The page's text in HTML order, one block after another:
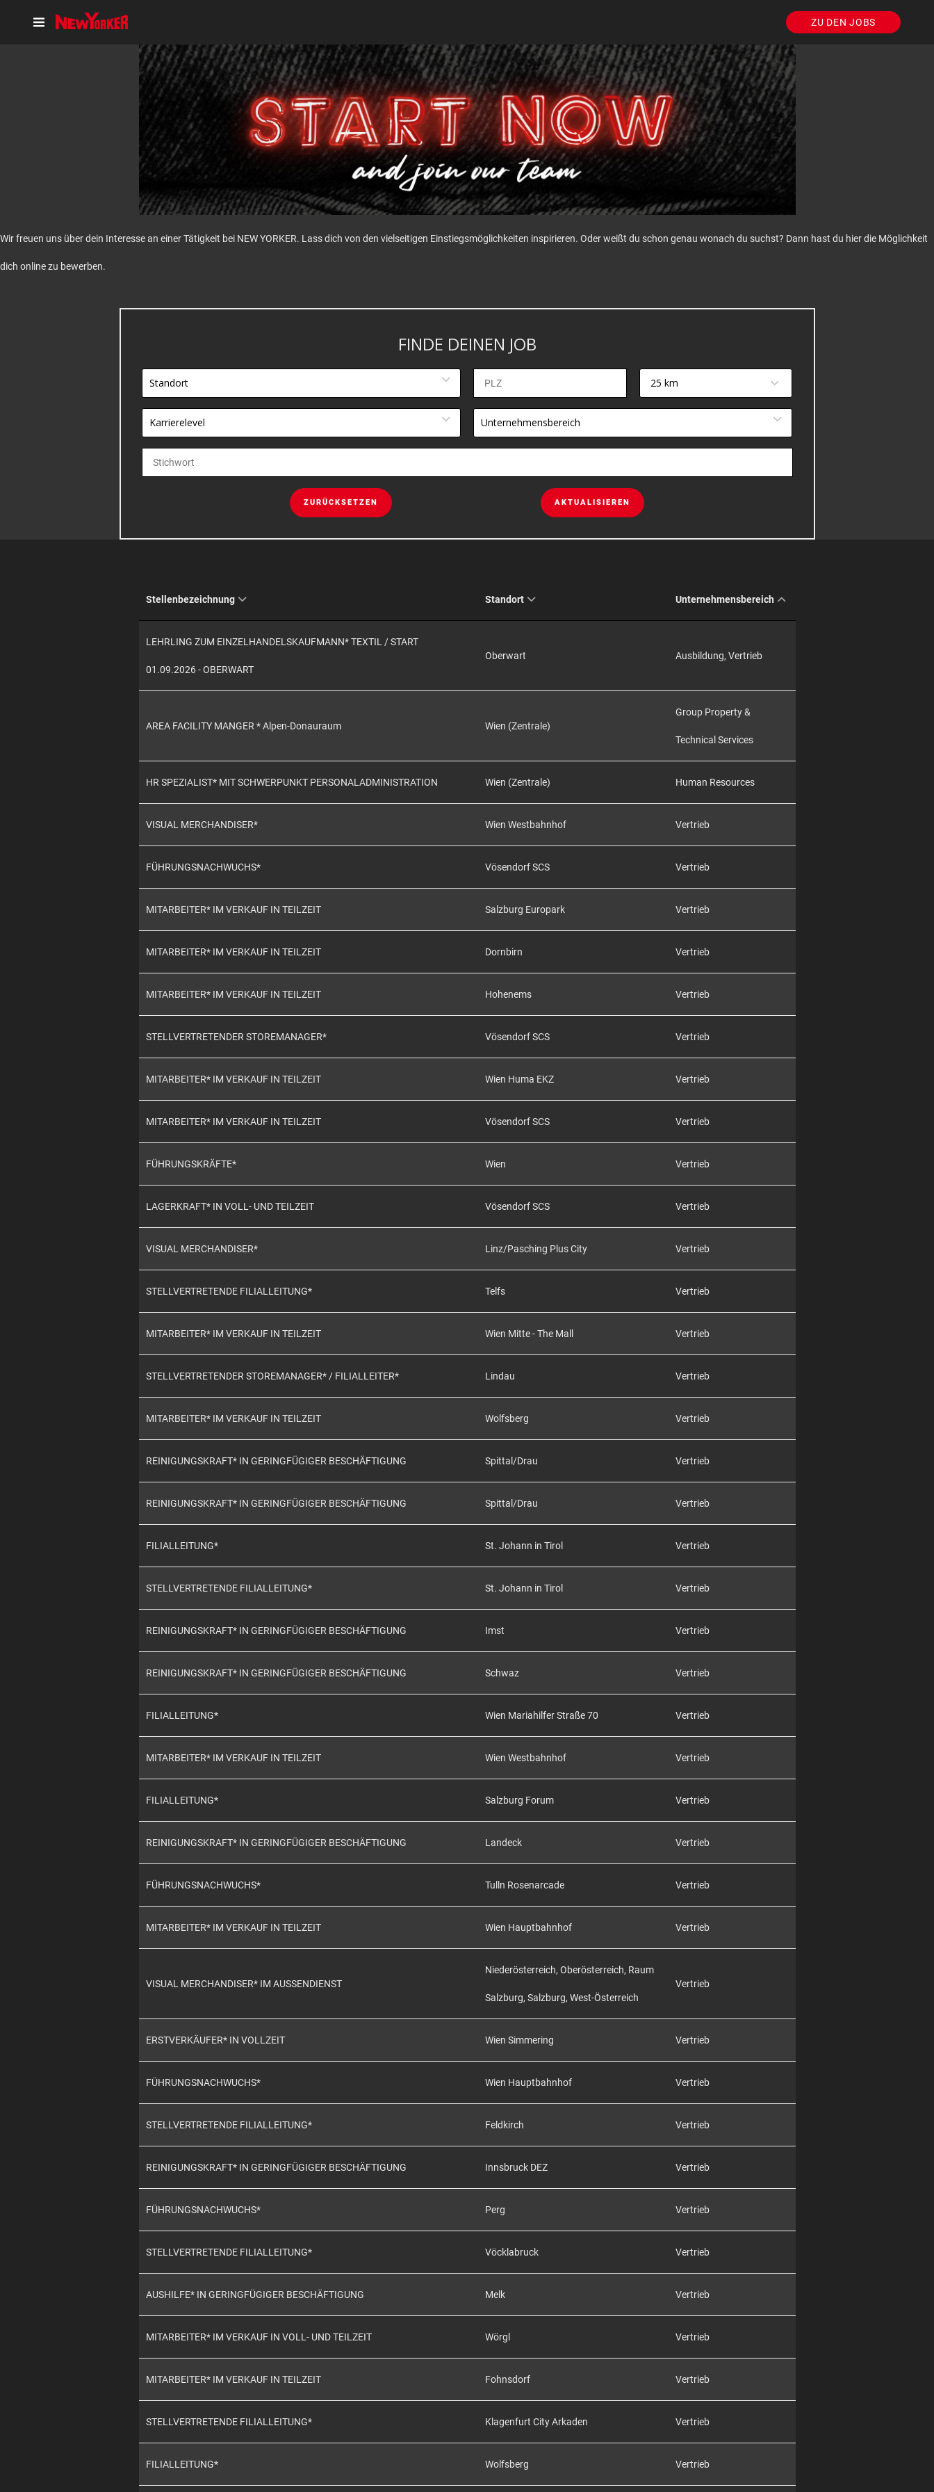
ZU DEN JOBS
Wir freuen uns über dein Interesse an einer Tätigkeit bei NEW YORKER. Lass dich von den vielseitigen Einstiegsmöglichkeiten inspirieren. Oder weißt du schon genau wonach du suchst? Dann hast du hier die Möglichkeit
dich online zu bewerben.
FINDE DEINEN JOB
Standort 25 km
Karrierelevel Unternehmensbereich
ZURÜCKSETZEN AKTUALISIEREN
Stellenbezeichnung Standort Unternehmensbereich
LEHRLING ZUM EINZELHANDELSKAUFMANN* TEXTIL / START
01.09.2026 - OBERWART
Oberwart Ausbildung, Vertrieb
AREA FACILITY MANGER * Alpen-Donauraum Wien (Zentrale)
Group Property &
Technical Services
HR SPEZIALIST* MIT SCHWERPUNKT PERSONALADMINISTRATION Wien (Zentrale) Human Resources
VISUAL MERCHANDISER* Wien Westbahnhof Vertrieb
FÜHRUNGSNACHWUCHS* Vösendorf SCS Vertrieb
MITARBEITER* IM VERKAUF IN TEILZEIT Salzburg Europark Vertrieb
MITARBEITER* IM VERKAUF IN TEILZEIT Dornbirn Vertrieb
MITARBEITER* IM VERKAUF IN TEILZEIT Hohenems Vertrieb
STELLVERTRETENDER STOREMANAGER* Vösendorf SCS Vertrieb
MITARBEITER* IM VERKAUF IN TEILZEIT Wien Huma EKZ Vertrieb
MITARBEITER* IM VERKAUF IN TEILZEIT Vösendorf SCS Vertrieb
FÜHRUNGSKRÄFTE* Wien Vertrieb
LAGERKRAFT* IN VOLL- UND TEILZEIT Vösendorf SCS Vertrieb
VISUAL MERCHANDISER* Linz/Pasching Plus City Vertrieb
STELLVERTRETENDE FILIALLEITUNG* Telfs Vertrieb
MITARBEITER* IM VERKAUF IN TEILZEIT Wien Mitte - The Mall Vertrieb
STELLVERTRETENDER STOREMANAGER* / FILIALLEITER* Lindau Vertrieb
MITARBEITER* IM VERKAUF IN TEILZEIT Wolfsberg Vertrieb
REINIGUNGSKRAFT* IN GERINGFÜGIGER BESCHÄFTIGUNG Spittal/Drau Vertrieb
REINIGUNGSKRAFT* IN GERINGFÜGIGER BESCHÄFTIGUNG Spittal/Drau Vertrieb
FILIALLEITUNG* St. Johann in Tirol Vertrieb
STELLVERTRETENDE FILIALLEITUNG* St. Johann in Tirol Vertrieb
REINIGUNGSKRAFT* IN GERINGFÜGIGER BESCHÄFTIGUNG Imst Vertrieb
REINIGUNGSKRAFT* IN GERINGFÜGIGER BESCHÄFTIGUNG Schwaz Vertrieb
FILIALLEITUNG* Wien Mariahilfer Straße 70 Vertrieb
MITARBEITER* IM VERKAUF IN TEILZEIT Wien Westbahnhof Vertrieb
FILIALLEITUNG* Salzburg Forum Vertrieb
REINIGUNGSKRAFT* IN GERINGFÜGIGER BESCHÄFTIGUNG Landeck Vertrieb
FÜHRUNGSNACHWUCHS* Tulln Rosenarcade Vertrieb
MITARBEITER* IM VERKAUF IN TEILZEIT Wien Hauptbahnhof Vertrieb
VISUAL MERCHANDISER* IM AUSSENDIENST
Niederösterreich, Oberösterreich, Raum
Salzburg, Salzburg, West-Österreich
Vertrieb
ERSTVERKÄUFER* IN VOLLZEIT Wien Simmering Vertrieb
FÜHRUNGSNACHWUCHS* Wien Hauptbahnhof Vertrieb
STELLVERTRETENDE FILIALLEITUNG* Feldkirch Vertrieb
REINIGUNGSKRAFT* IN GERINGFÜGIGER BESCHÄFTIGUNG Innsbruck DEZ Vertrieb
FÜHRUNGSNACHWUCHS* Perg Vertrieb
STELLVERTRETENDE FILIALLEITUNG* Vöcklabruck Vertrieb
AUSHILFE* IN GERINGFÜGIGER BESCHÄFTIGUNG Melk Vertrieb
MITARBEITER* IM VERKAUF IN VOLL- UND TEILZEIT Wörgl Vertrieb
MITARBEITER* IM VERKAUF IN TEILZEIT Fohnsdorf Vertrieb
STELLVERTRETENDE FILIALLEITUNG* Klagenfurt City Arkaden Vertrieb
FILIALLEITUNG* Wolfsberg Vertrieb